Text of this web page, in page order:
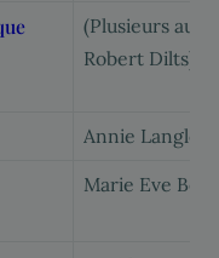
(Plusieurs
Robert Dilts)
Annie Langlois
Marie Eve